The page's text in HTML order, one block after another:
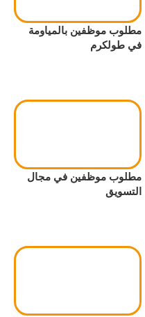
مطلوب موظفين بالمياومة
في طولكرم
مطلوب موظفين في مجال
التسويق